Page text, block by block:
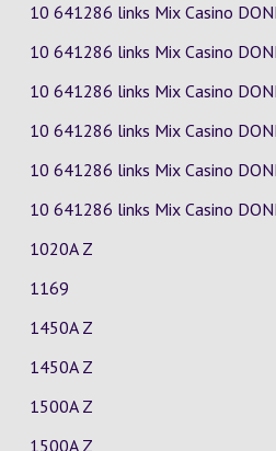
10 641286 links Mix Casino
10 641286 links Mix Casino
10 641286 links Mix Casino
10 641286 links Mix Casino
10 641286 links Mix Casino
10 641286 links Mix Casino
1020A Z
1169
1450A Z
1450A Z
1500A Z
1500A Z